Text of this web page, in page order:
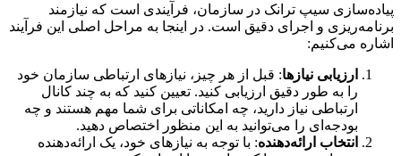
پیاده‌سازی سیپ ترانک در سازمان، فرآیندی است که نیازمند
برنامه‌ریزی و اجرای دقیق است. در اینجا به مراحل اصلی این فرآیند
اشاره می‌کنیم:
ارزیابی نیازها: قبل از هر چیز، نیازهای ارتباطی سازمان خود
را به طور دقیق ارزیابی کنید. تعیین کنید که به چند کانال
ارتباطی نیاز دارید، چه امکاناتی برای شما مهم هستند و چه
بودجه‌ای را می‌توانید به این منظور اختصاص دهید.
انتخاب ارائه‌دهنده: با توجه به نیازهای خود، یک ارائه‌دهنده